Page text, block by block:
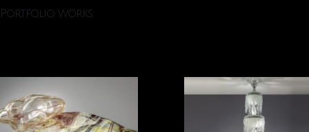
Portfolio works